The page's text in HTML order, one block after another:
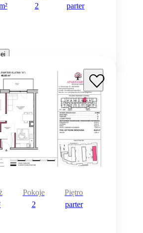
2
parter
Pokoje
2
Piętro
parter